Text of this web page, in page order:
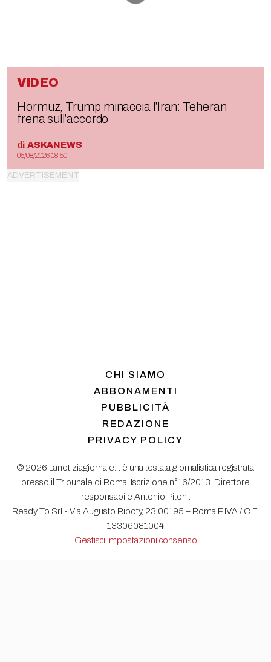
VIDEO
Hormuz, Trump minaccia l’Iran: Teheran
frena sull’accordo
di ASKANEWS
05/08/2026 18:50
CHI SIAMO
ABBONAMENTI
PUBBLICITÀ
REDAZIONE
PRIVACY POLICY
© 2026 Lanotiziagiornale.it è una testata giornalistica registrata
presso il Tribunale di Roma. Iscrizione n°16/2013. Direttore
responsabile Antonio Pitoni.
Ready To Srl - Via Augusto Riboty, 23 00195 – Roma P.IVA / C.F.
13306081004
Gestisci impostazioni consenso